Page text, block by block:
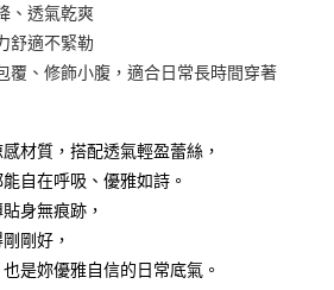
台灣大哥大用戶可立即使用無須另外申請。
期」，訂單成立後會自動跳轉到大哥付的交易
欲分期的期數、繳款截止日，確認付款後即完
、透氣乾爽
舒適不緊勒
覆、修飾小腹，適合日常長時間穿著
材質，搭配透氣輕盈蕾絲，
自在呼吸、優雅如詩。
身無痕跡，
剛好，
是妳優雅自信的日常底氣。